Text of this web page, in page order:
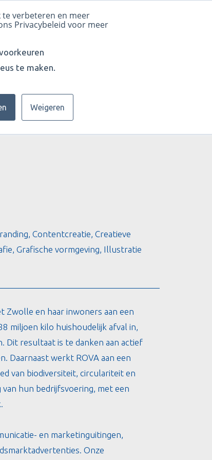
te verbeteren en meer
Privacybeleid voor meer
te maken.
Weigeren
Contentcreatie, Creatieve
Grafische vormgeving, Illustratie
Zwolle en haar inwoners aan een
miljoen kilo huishoudelijk afval in,
Dit resultaat is te danken aan actief
Daarnaast werkt ROVA aan een
van biodiversiteit, circulariteit en
hun bedrijfsvoering, met een
en marketinguitingen,
Onze